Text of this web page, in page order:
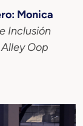
Monica
Inclusión
Oop